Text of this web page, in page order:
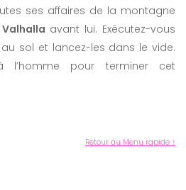
ses affaires de la montagne
Valhalla avant lui. Exécutez-vous
sol et lancez-les dans le vide.
l’homme pour terminer cet
Retour au Menu rapide ↑